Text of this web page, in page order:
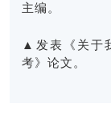
主编。
▲发表《关于
考》论文。